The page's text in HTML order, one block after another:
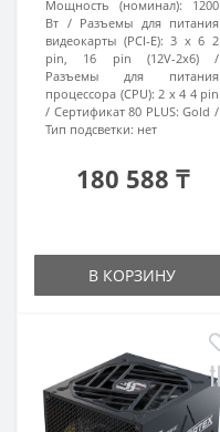
Мощность (номинал):
1200
Вт
Разъемы для питания
видеокарты (PCI-E): 3 x 6 2
pin, 16 pin (12V-2x6)
Разъемы для питания
процессора (CPU): 2 x 4 4 pin
Сертификат 80 PLUS: Gold
Тип подсветки: нет
180 588 ₸
В КОРЗИНУ